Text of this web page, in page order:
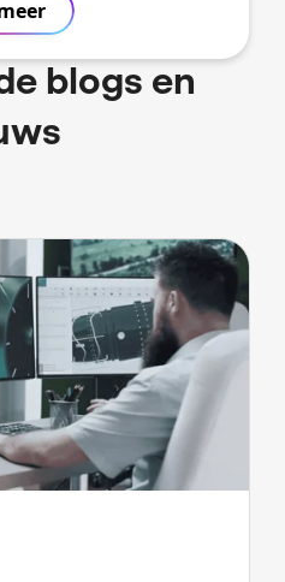
blogs en